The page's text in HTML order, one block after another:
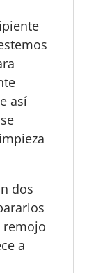
así
dos
remojo
a